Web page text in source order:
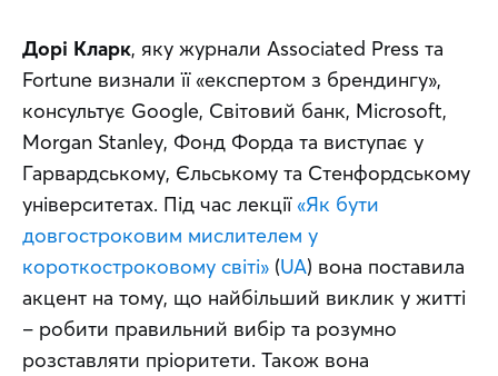
Дорі Кларк, яку журнали Associated Press та
Fortune визнали її «експертом з брендингу»,
консультує Google, Світовий банк, Microsoft,
Morgan Stanley, Фонд Форда та виступає у
Гарвардському, Єльському та Стенфордському
університетах. Під час лекції «Як бути
довгостроковим мислителем у
короткостроковому світі» (UA) вона поставила
акцент на тому, що найбільший виклик у житті
– робити правильний вибір та розумно
розставляти пріоритети. Також вона